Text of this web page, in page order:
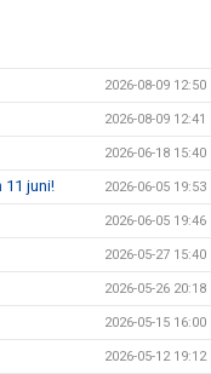
2026-08-09 12:50
2026-08-09 12:41
2026-06-18 15:40
11 juni! 2026-06-05 19:53
2026-06-05 19:46
2026-05-27 15:40
2026-05-26 20:18
2026-05-15 16:00
2026-05-12 19:12